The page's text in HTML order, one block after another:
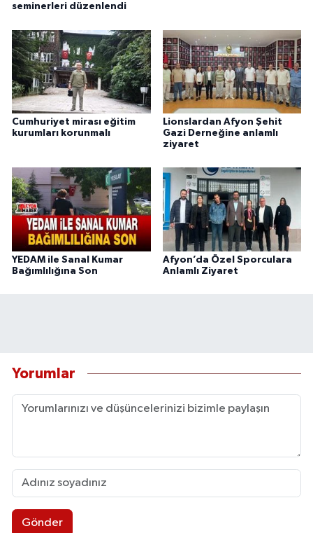
seminerleri düzenlendi
Cumhuriyet mirası eğitim
kurumları korunmalı
Lionslardan Afyon Şehit
Gazi Derneğine anlamlı
ziyaret
YEDAM ile Sanal Kumar
Bağımlılığına Son
Afyon’da Özel Sporculara
Anlamlı Ziyaret
Yorumlar
Gönder